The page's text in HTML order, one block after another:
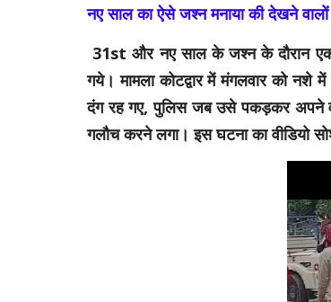
नए साल का ऐसे जश्न मनाया की देखने वालों
31st और नए साल के जश्न के दौरान एक
गये। मामला कोटद्वार में मंगलवार को नशे
दंग रह गए, पुलिस जब उसे पकड़कर अपने
गलौच करने लगा। इस घटना का वीडियो